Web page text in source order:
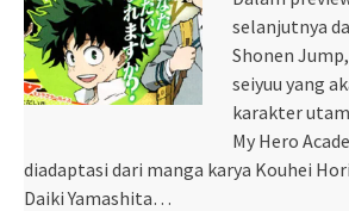
selanjutnya
Shonen
seiyuu yang
karakter
My Hero
diadaptasi dari manga karya Kouhei
Daiki Yamashita…